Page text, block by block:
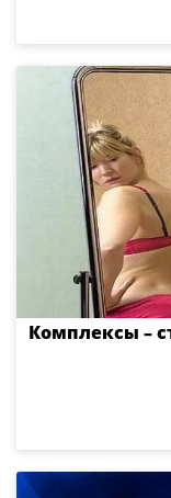
Комплексы –